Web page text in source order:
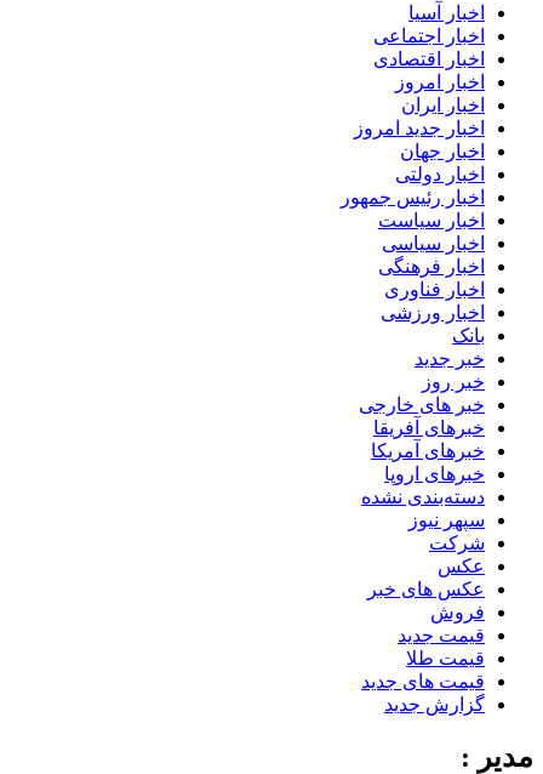
اخبار آسیا
اخبار اجتماعی
اخبار اقتصادی
اخبار امروز
اخبار ایران
اخبار جدید امروز
اخبار جهان
اخبار دولتی
اخبار رئیس جمهور
اخبار سیاست
اخبار سیاسی
اخبار فرهنگی
اخبار فناوری
اخبار ورزشی
بانک
خبر جدید
خبر روز
خبر های خارجی
خبرهای آفریقا
خبرهای آمریکا
خبرهای اروپا
دسته‌بندی نشده
سپهر نیوز
شرکت
عکس
عکس های خبر
فروش
قیمت جدید
قیمت طلا
قیمت های جدید
گزارش جدید
مدیر :